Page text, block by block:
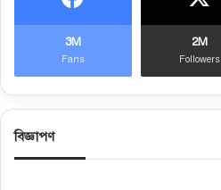
3M
Fans
2M
Followers
বিজ্ঞাপণ